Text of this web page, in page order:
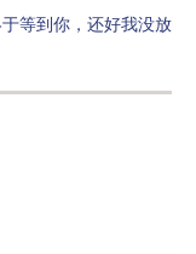
等到你，还好我没放